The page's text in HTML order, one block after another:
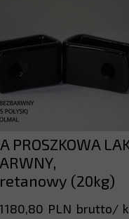
PROSZKOWA
(20kg)
1180,80 PLN brutto/